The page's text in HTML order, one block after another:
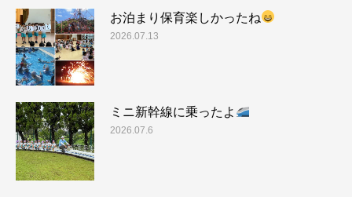
お泊まり保育楽しかったね
2026.07.13
ミニ新幹線に乗ったよ
2026.07.6